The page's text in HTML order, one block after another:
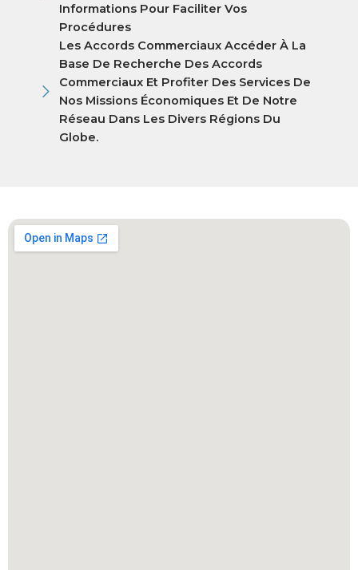
Informations Pour Faciliter Vos
Procédures​
Les Accords Commerciaux Accéder À La
Base De Recherche Des Accords
Commerciaux Et Profiter Des Services De
Nos Missions Économiques Et De Notre
Réseau Dans Les Divers Régions Du
Globe.